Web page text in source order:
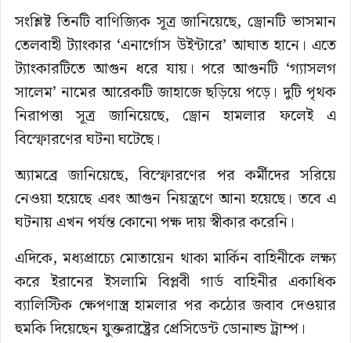
সংশ্লিষ্ট তিনটি বাণিজ্যিক সূত্র জানিয়েছে, ড্রোনটি ভাসমান
তেলবাহী ট্যাংকার ‘এনার্গোস উইন্টারে’ আঘাত হানে। এতে
ট্যাংকারটিতে আগুন ধরে যায়। পরে আগুনটি ‘গ্যাসলগ
সালেম’ নামের আরেকটি জাহাজে ছড়িয়ে পড়ে। দুটি পৃথক
নিরাপত্তা সূত্র জানিয়েছে, ড্রোন হামলার ফলেই এ
বিস্ফোরণের ঘটনা ঘটেছে।
অ্যামব্রে জানিয়েছে, বিস্ফোরণের পর কর্মীদের সরিয়ে
নেওয়া হয়েছে এবং আগুন নিয়ন্ত্রণে আনা হয়েছে। তবে এ
ঘটনায় এখন পর্যন্ত কোনো পক্ষ দায় স্বীকার করেনি।
এদিকে, মধ্যপ্রাচ্যে মোতায়েন থাকা মার্কিন বাহিনীকে লক্ষ্য
করে ইরানের ইসলামি বিপ্লবী গার্ড বাহিনীর একাধিক
ব্যালিস্টিক ক্ষেপণাস্ত্র হামলার পর কঠোর জবাব দেওয়ার
হুমকি দিয়েছেন যুক্তরাষ্ট্রের প্রেসিডেন্ট ডোনাল্ড ট্রাম্প।